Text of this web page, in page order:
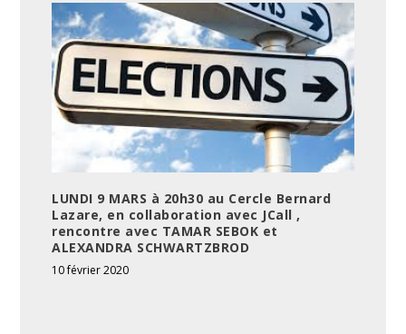
LUNDI 9 MARS à 20h30 au Cercle Bernard
Lazare, en collaboration avec JCall ,
rencontre avec TAMAR SEBOK et
ALEXANDRA SCHWARTZBROD
10 février 2020